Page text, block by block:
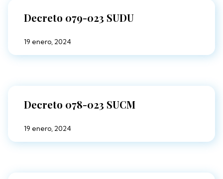
Decreto 079-023 SUDU
19 enero, 2024
Decreto 078-023 SUCM
19 enero, 2024